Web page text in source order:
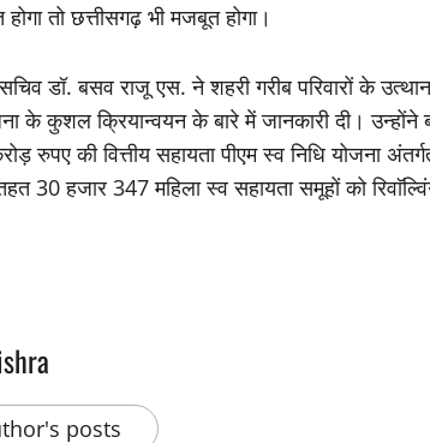
तो छत्तीसगढ़ भी मजबूत होगा।
डॉ. बसव राजू एस. ने शहरी गरीब परिवारों के
के कुशल क्रियान्वयन के बारे में जानकारी दी।
रुपए की वित्तीय सहायता पीएम स्व निधि योजना
30 हजार 347 महिला स्व सहायता समूहों को
posts